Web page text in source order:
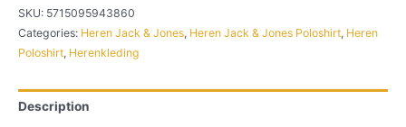
SKU: 5715095943860
Categories: Heren Jack & Jones, Heren Jack & Jones Poloshirt, Heren
Poloshirt, Herenkleding
Description